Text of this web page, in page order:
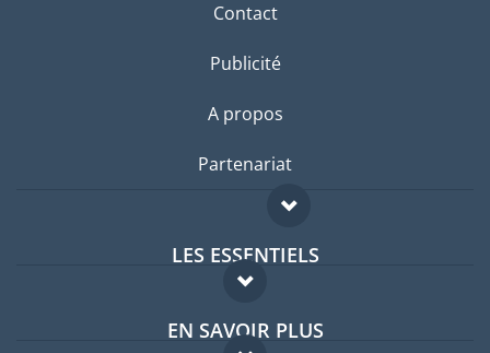
Contact
Publicité
A propos
Partenariat
LES ESSENTIELS
Forum expatriés
Guides pays
EN SAVOIR PLUS